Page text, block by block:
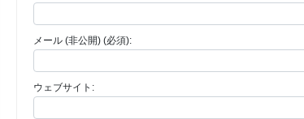
メール (非公開) (必須):
ウェブサイト: